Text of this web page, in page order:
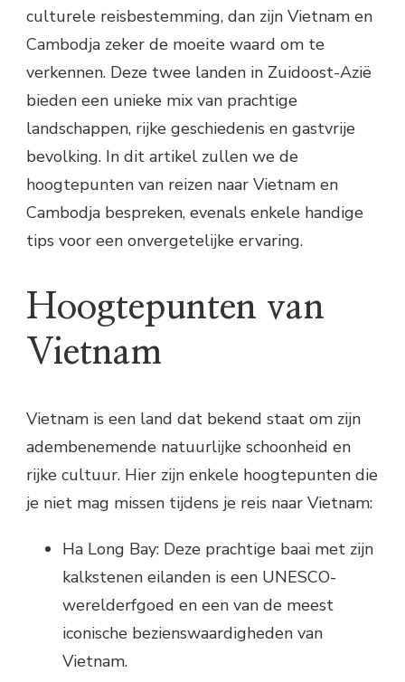
culturele reisbestemming, dan zijn Vietnam en
Cambodja zeker de moeite waard om te
verkennen. Deze twee landen in Zuidoost-Azië
bieden een unieke mix van prachtige
landschappen, rijke geschiedenis en gastvrije
bevolking. In dit artikel zullen we de
hoogtepunten van reizen naar Vietnam en
Cambodja bespreken, evenals enkele handige
tips voor een onvergetelijke ervaring.
Hoogtepunten van
Vietnam
Vietnam is een land dat bekend staat om zijn
adembenemende natuurlijke schoonheid en
rijke cultuur. Hier zijn enkele hoogtepunten die
je niet mag missen tijdens je reis naar Vietnam:
Ha Long Bay: Deze prachtige baai met zijn
kalkstenen eilanden is een UNESCO-
werelderfgoed en een van de meest
iconische bezienswaardigheden van
Vietnam.